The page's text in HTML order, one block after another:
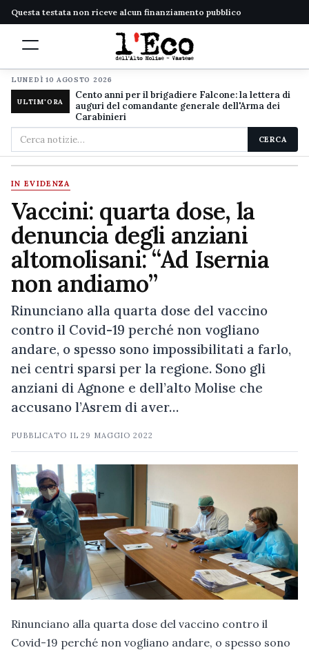
Questa testata non riceve alcun finanziamento pubblico
LUNEDÌ 10 AGOSTO 2026
ULTIM'ORA
Cento anni per il brigadiere Falcone: la lettera di
auguri del comandante generale dell'Arma dei
Carabinieri
Cerca
nel
sito
CERCA
IN EVIDENZA
Vaccini: quarta dose, la
denuncia degli anziani
altomolisani: “Ad Isernia
non andiamo”
Rinunciano alla quarta dose del vaccino
contro il Covid-19 perché non vogliano
andare, o spesso sono impossibilitati a farlo,
nei centri sparsi per la regione. Sono gli
anziani di Agnone e dell’alto Molise che
accusano l’Asrem di aver…
PUBBLICATO IL29 MAGGIO 2022
Rinunciano alla quarta dose del vaccino contro il
Covid-19 perché non vogliano andare, o spesso sono